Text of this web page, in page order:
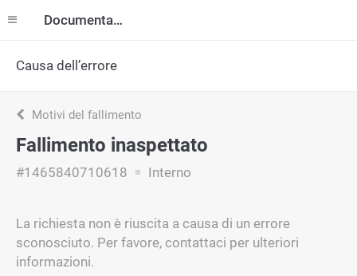
Documentazione
Causa dell’errore
Motivi del fallimento
Fallimento inaspettato
#1465840710618 Interno
La richiesta non è riuscita a causa di un errore
sconosciuto. Per favore, contattaci per ulteriori
informazioni.